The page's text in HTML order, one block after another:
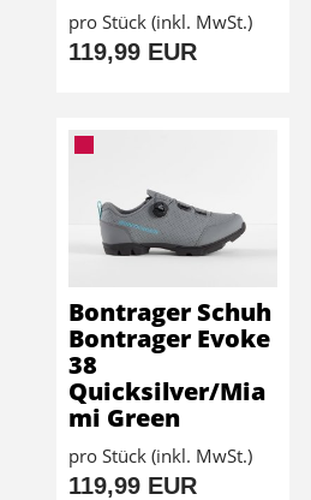
pro Stück (inkl. MwSt.)
119,99 EUR
Bontrager Schuh
Bontrager Evoke
38
Quicksilver/Mia
mi Green
pro Stück (inkl. MwSt.)
119,99 EUR